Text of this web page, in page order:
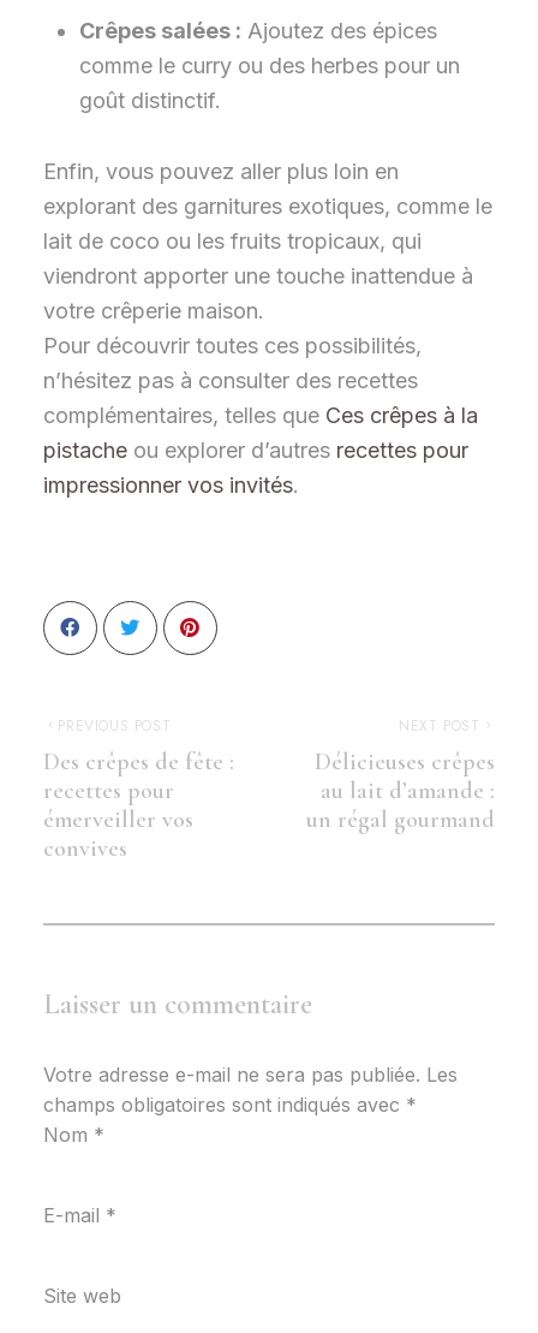
Crêpes salées : Ajoutez des épices
comme le curry ou des herbes pour un
goût distinctif.
Enfin, vous pouvez aller plus loin en
explorant des garnitures exotiques, comme le
lait de coco ou les fruits tropicaux, qui
viendront apporter une touche inattendue à
votre crêperie maison.
Pour découvrir toutes ces possibilités,
n’hésitez pas à consulter des recettes
complémentaires, telles que Ces crêpes à la
pistacheou explorer d’autres recettes pour
impressionner vos invités.
PREVIOUS POST
Des crêpes de fête :
recettes pour
émerveiller vos
convives
NEXT POST
Délicieuses crêpes
au lait d’amande :
un régal gourmand
Laisser un commentaire
Votre adresse e-mail ne sera pas publiée. Les
champs obligatoires sont indiqués avec *
Nom *
E-mail *
Site web